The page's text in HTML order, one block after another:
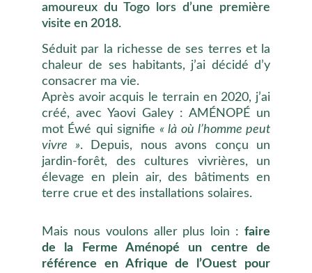
amoureux du Togo lors d’une première
visite en 2018.
Séduit par la richesse de ses terres et la
chaleur de ses habitants, j’ai décidé d’y
consacrer ma vie.
Après avoir acquis le terrain en 2020, j’ai
créé, avec Yaovi Galey : AMÉNOPÉ un
mot Éwé qui signifie « là où l’homme peut
vivre ». Depuis, nous avons conçu un
jardin-forêt, des cultures vivrières, un
élevage en plein air, des bâtiments en
terre crue et des installations solaires.
Mais nous voulons aller plus loin : faire
de la Ferme Aménopé un centre de
référence en Afrique de l’Ouest pour